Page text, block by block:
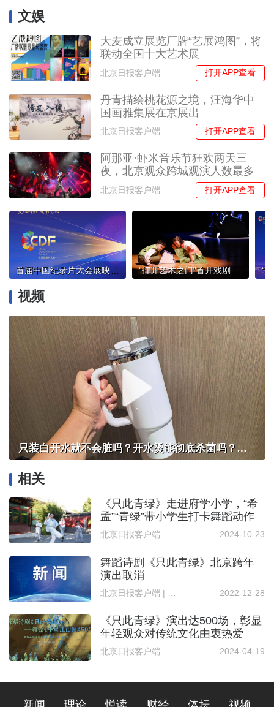
文娱
大麦成立展览厂牌“艺展鸿图”，将
联动全国十大艺术展
北京日报客户端 打开APP查看
丹青描绘桃花源之境，汪海华中
国画雅集展在京展出
北京日报客户端 打开APP查看
阿那亚·虾米音乐节狂欢两天三
夜，北京观众跨城观演人数最多
北京日报客户端 打开APP查看
首届中国纪录片大会展映展播活动今在京启幕
视频
只装白开水就不会脏吗？开水烫能彻底杀菌吗？感控专家详解“吸管杯”藏菌真相｜都视频·热观察
相关
《只此青绿》走进府学小学，“希
孟”“青绿”带小学生打卡舞蹈动作
北京日报客户端 2024-10-23
舞蹈诗剧《只此青绿》北京跨年
演出取消
2022-12-28
《只此青绿》演出达500场，彰显
年轻观众对传统文化由衷热爱
北京日报客户端 2024-04-19
新闻 理论 悦读 财经 体坛 视频